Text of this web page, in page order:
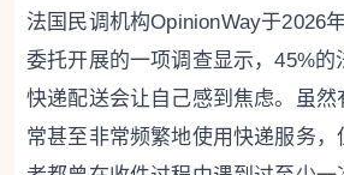
法国民调机构OpinionWay于2026
委托开展的一项调查显示，45%的
快递配送会让自己感到焦虑。虽然
常甚至非常频繁地使用快递服务